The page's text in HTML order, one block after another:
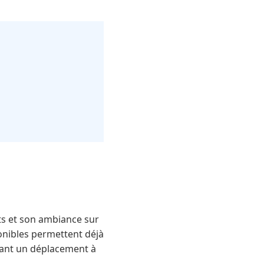
et son ambiance sur
permettent déjà
un déplacement à